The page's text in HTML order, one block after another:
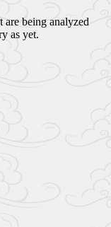
are being analyzed
as yet.